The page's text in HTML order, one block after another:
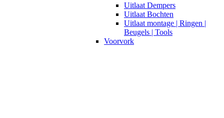
Uitlaat Dempers
Uitlaat Bochten
Uitlaat montage | Ringen |
Beugels | Tools
Voorvork